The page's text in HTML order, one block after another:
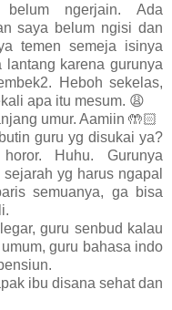
ngerjain. Ada
saya belum ngisi dan
temen semeja isinya
karena gurunya
Heboh sekelas,
apa itu mesum. 😩
umur. Aamiin 🤲🏻
guru yg disukai ya?
Huhu. Gurunya
yg harus ngapal
semuanya, ga bisa
guru senbud kalau
guru bahasa indo
ibu disana sehat dan